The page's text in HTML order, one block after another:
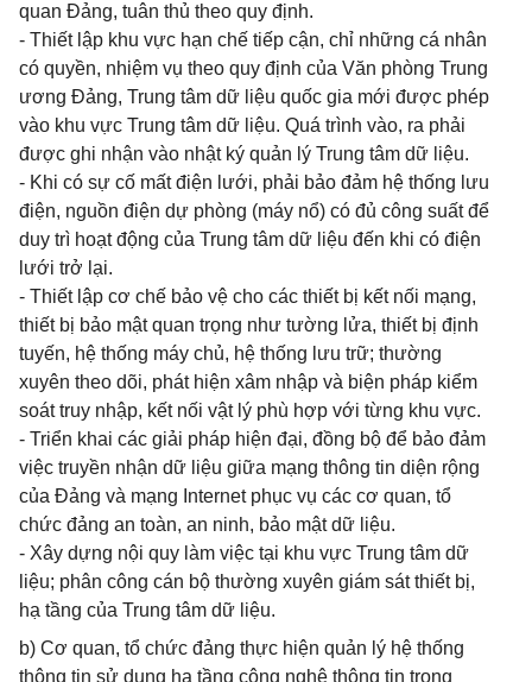
quan Đảng, tuân thủ theo quy định.
- Thiết lập khu vực hạn chế tiếp cận, chỉ những cá nhân
có quyền, nhiệm vụ theo quy định của Văn phòng Trung
ương Đảng, Trung tâm dữ liệu quốc gia mới được phép
vào khu vực Trung tâm dữ liệu. Quá trình vào, ra phải
được ghi nhận vào nhật ký quản lý Trung tâm dữ liệu.
- Khi có sự cố mất điện lưới, phải bảo đảm hệ thống lưu
điện, nguồn điện dự phòng (máy nổ) có đủ công suất để
duy trì hoạt động của Trung tâm dữ liệu đến khi có điện
lưới trở lại.
- Thiết lập cơ chế bảo vệ cho các thiết bị kết nối mạng,
thiết bị bảo mật quan trọng như tường lửa, thiết bị định
tuyến, hệ thống máy chủ, hệ thống lưu trữ; thường
xuyên theo dõi, phát hiện xâm nhập và biện pháp kiểm
soát truy nhập, kết nối vật lý phù hợp với từng khu vực.
- Triển khai các giải pháp hiện đại, đồng bộ để bảo đảm
việc truyền nhận dữ liệu giữa mạng thông tin diện rộng
của Đảng và mạng Internet phục vụ các cơ quan, tổ
chức đảng an toàn, an ninh, bảo mật dữ liệu.
- Xây dựng nội quy làm việc tại khu vực Trung tâm dữ
liệu; phân công cán bộ thường xuyên giám sát thiết bị,
hạ tầng của Trung tâm dữ liệu.
b) Cơ quan, tổ chức đảng thực hiện quản lý hệ thống
thông tin sử dụng hạ tầng công nghệ thông tin trong